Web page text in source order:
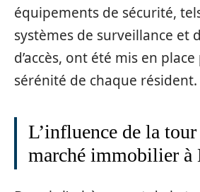
équipements de sécurité,
systèmes de surveillance et
d’accès, ont été mis en
sérénité de chaque résident.
L’influence de la
marché immobilier à